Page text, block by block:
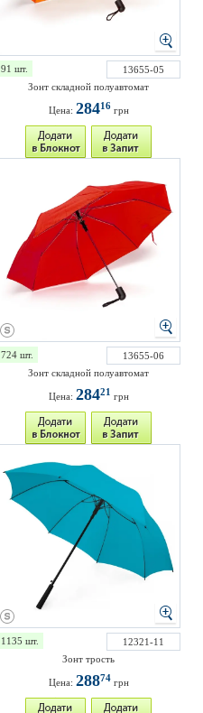
91 шт.
13655-05
Зонт складной полуавтомат
Цена: 28416грн
724 шт.
13655-06
Зонт складной полуавтомат
Цена: 28421 грн
1135 шт.
12321-11
Зонт трость
Цена: 28874грн